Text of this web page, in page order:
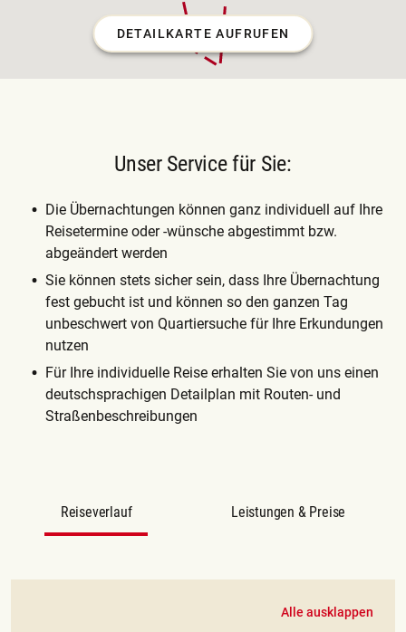
DETAILKARTE AUFRUFEN
Unser Service für Sie:
Die Übernachtungen können ganz individuell auf Ihre
Reisetermine oder -wünsche abgestimmt bzw.
abgeändert werden
Sie können stets sicher sein, dass Ihre Übernachtung
fest gebucht ist und können so den ganzen Tag
unbeschwert von Quartiersuche für Ihre Erkundungen
nutzen
Für Ihre individuelle Reise erhalten Sie von uns einen
deutschsprachigen Detailplan mit Routen- und
Straßenbeschreibungen
Reiseverlauf Leistungen & Preise
Alle ausklappen